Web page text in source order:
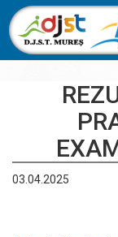
03.04.2025